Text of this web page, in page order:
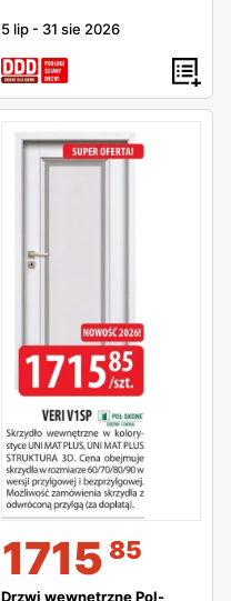
5 lip - 31 sie 2026
1715 85
Drzwi wewnętrzne Pol-